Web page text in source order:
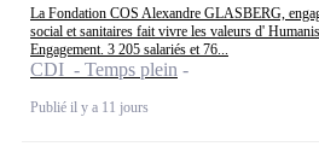
La Fondation COS Alexandre GLASBERG,
social et sanitaires fait vivre les valeurs d'
Engagement. 3 205 salariés et 76...
CDI - Temps plein
Publié il y a 11 jours